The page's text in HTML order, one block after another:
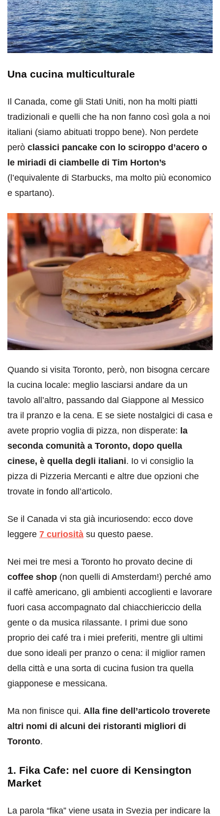
Una cucina multiculturale
Il Canada, come gli Stati Uniti, non ha molti piatti
tradizionali e quelli che ha non fanno così gola a noi
italiani (siamo abituati troppo bene). Non perdete
però classici pancake con lo sciroppo d’acero o
le miriadi di ciambelle di Tim Horton’s
(l’equivalente di Starbucks, ma molto più economico
e spartano).
Quando si visita Toronto, però, non bisogna cercare
la cucina locale: meglio lasciarsi andare da un
tavolo all’altro, passando dal Giappone al Messico
tra il pranzo e la cena. E se siete nostalgici di casa e
avete proprio voglia di pizza, non disperate: la
seconda comunità a Toronto, dopo quella
cinese, è quella degli italiani. Io vi consiglio la
pizza di Pizzeria Mercanti e altre due opzioni che
trovate in fondo all’articolo.
Se il Canada vi sta già incuriosendo: ecco dove
leggere 7 curiosità su questo paese.
Nei mei tre mesi a Toronto ho provato decine di
coffee shop (non quelli di Amsterdam!) perché amo
il caffè americano, gli ambienti accoglienti e lavorare
fuori casa accompagnato dal chiacchiericcio della
gente o da musica rilassante. I primi due sono
proprio dei café tra i miei preferiti, mentre gli ultimi
due sono ideali per pranzo o cena: il miglior ramen
della città e una sorta di cucina fusion tra quella
giapponese e messicana.
Ma non finisce qui. Alla fine dell’articolo troverete
altri nomi di alcuni dei ristoranti migliori di
Toronto.
1. Fika Cafe: nel cuore di Kensington
Market
La parola “fika” viene usata in Svezia per indicare la